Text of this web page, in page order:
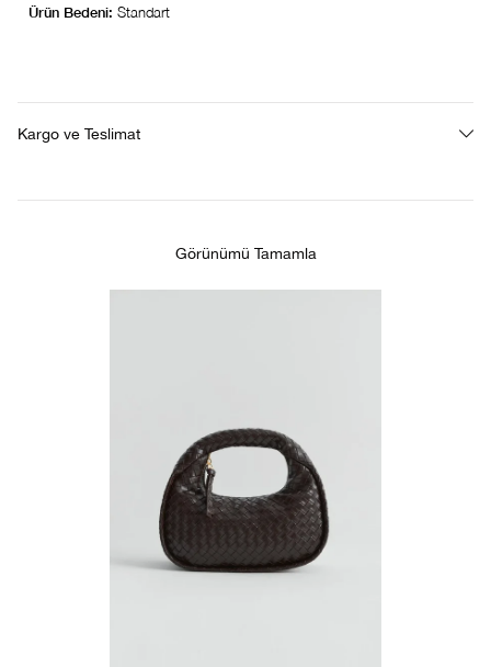
Ürün Bedeni: Standart
Kargo ve Teslimat
Görünümü Tamamla